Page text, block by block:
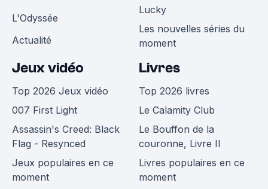
L'Odyssée
Actualité
Lucky
Les nouvelles séries du
moment
Jeux vidéo
Top 2026 Jeux vidéo
007 First Light
Assassin's Creed: Black
Flag - Resynced
Jeux populaires en ce
moment
Livres
Top 2026 livres
Le Calamity Club
Le Bouffon de la
couronne, Livre II
Livres populaires en ce
moment